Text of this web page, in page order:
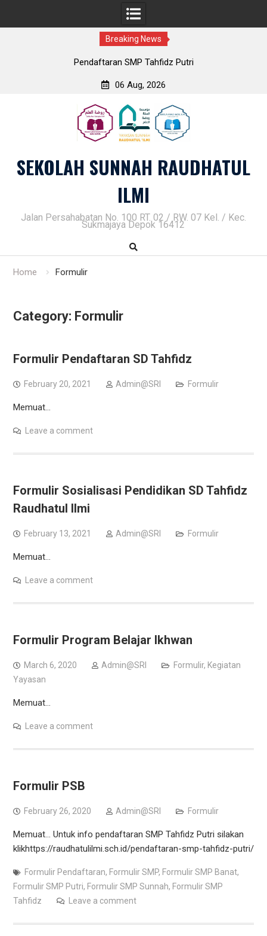
Breaking News
Pendaftaran SMP Tahfidz Putri
06 Aug, 2026
SEKOLAH SUNNAH RAUDHATUL
ILMI
Jalan Persahabatan No. 100 RT. 02 / RW. 07 Kel. / Kec.
Sukmajaya Depok 16412
Home Formulir
Category: Formulir
Formulir Pendaftaran SD Tahfidz
February 20, 2021 Admin@SRI Formulir
Memuat…
Leave a comment
Formulir Sosialisasi Pendidikan SD Tahfidz
Raudhatul Ilmi
February 13, 2021 Admin@SRI Formulir
Memuat…
Leave a comment
Formulir Program Belajar Ikhwan
March 6, 2020 Admin@SRI Formulir, Kegiatan
Yayasan
Memuat…
Leave a comment
Formulir PSB
February 26, 2020 Admin@SRI Formulir
Memuat… Untuk info pendaftaran SMP Tahfidz Putri silakan
klikhttps://raudhatulilmi.sch.id/pendaftaran-smp-tahfidz-putri/
Formulir Pendaftaran, Formulir SMP, Formulir SMP Banat,
Formulir SMP Putri, Formulir SMP Sunnah, Formulir SMP
Tahfidz
Leave a comment